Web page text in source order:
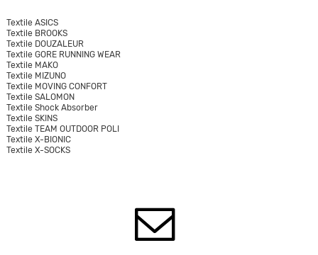
Textile ASICS
Textile BROOKS
Textile DOUZALEUR
Textile GORE RUNNING WEAR
Textile MAKO
Textile MIZUNO
Textile MOVING CONFORT
Textile SALOMON
Textile Shock Absorber
Textile SKINS
Textile TEAM OUTDOOR POLI
Textile X-BIONIC
Textile X-SOCKS